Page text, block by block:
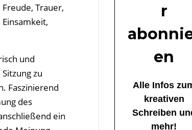
Trauer,
und
zu
Faszinierend
des
ein
r
en
Alle Infos
kreativen
Schreiben
mehr!